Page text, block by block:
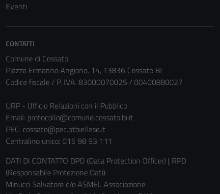
Eventi
CONTATTI
Comune di Cossato
Piazza Ermanno Angiono, 14, 13836 Cossato BI
Codice fiscale / P. IVA: 83000070025 / 00400880027
URP - Ufficio Relazioni con il Pubblico
Email: protocollo@comune.cossato.bi.it
PEC: cossato@pec.ptbiellese.it
Centralino unico: 015 98 93 111
DATI DI CONTATTO DPO (Data Protection Officer) | RPD
(Responsabile Protezione Dati):
Minucci Salvatore c/o ASMEL Associazione